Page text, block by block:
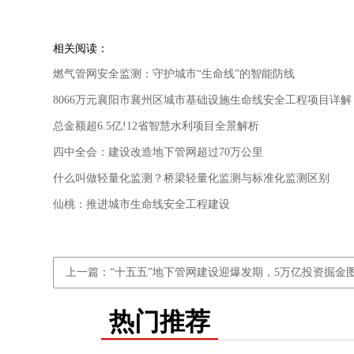
相关阅读：
燃气管网安全监测：守护城市“生命线”的智能防线
8066万元襄阳市襄州区城市基础设施生命线安全工程项目详解
总金额超6.5亿!12省智慧水利项目全景解析
四中全会：建设改造地下管网超过70万公里
什么叫做轻量化监测？桥梁轻量化监测与标准化监测区别
仙桃：推进城市生命线安全工程建设
上一篇：“十五五”地下管网建设迎爆发期，5万亿投资掘金
热门推荐